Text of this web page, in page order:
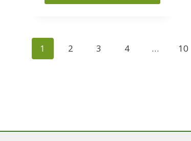
weist
mehrere
auf
1 2 3 4 … 10